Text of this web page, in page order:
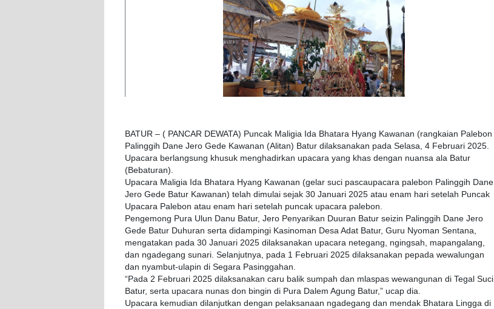
BATUR – ( PANCAR DEWATA) Puncak Maligia Ida Bhatara Hyang Kawanan (rangkaian Palebon
Palinggih Dane Jero Gede Kawanan (Alitan) Batur dilaksanakan pada Selasa, 4 Februari 2025.
Upacara berlangsung khusuk menghadirkan upacara yang khas dengan nuansa ala Batur
(Bebaturan).
Upacara Maligia Ida Bhatara Hyang Kawanan (gelar suci pascaupacara palebon Palinggih Dane
Jero Gede Batur Kawanan) telah dimulai sejak 30 Januari 2025 atau enam hari setelah Puncak
Upacara Palebon atau enam hari setelah puncak upacara palebon.
Pengemong Pura Ulun Danu Batur, Jero Penyarikan Duuran Batur seizin Palinggih Dane Jero
Gede Batur Duhuran serta didampingi Kasinoman Desa Adat Batur, Guru Nyoman Sentana,
mengatakan pada 30 Januari 2025 dilaksanakan upacara netegang, ngingsah, mapangalang,
dan ngadegang sunari. Selanjutnya, pada 1 Februari 2025 dilaksanakan pepada wewalungan
dan nyambut-ulapin di Segara Pasinggahan.
“Pada 2 Februari 2025 dilaksanakan caru balik sumpah dan mlaspas wewangunan di Tegal Suci
Batur, serta upacara nunas don bingin di Pura Dalem Agung Batur,” ucap dia.
Upacara kemudian dilanjutkan dengan pelaksanaan ngadegang dan mendak Bhatara Lingga di